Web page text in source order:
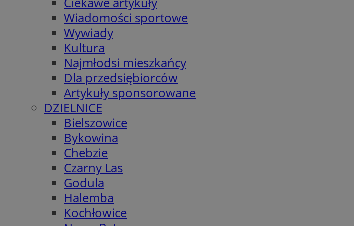
Wiadomości sportowe
Wywiady
Kultura
Najmłodsi mieszkańcy
Dla przedsiębiorców
Artykuły sponsorowane
DZIELNICE
Bielszowice
Bykowina
Chebzie
Czarny Las
Godula
Halemba
Kochłowice